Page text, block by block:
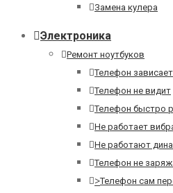
Замена кулера
Электроника
Ремонт ноутбуков
Телефон зависает
Телефон не видит
Телефон быстро
Не работает
Не работают
Телефон не
>Телефон сам